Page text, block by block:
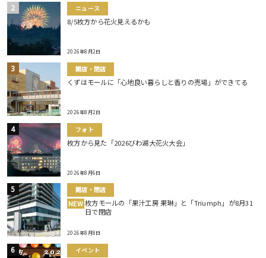
ニュース
8/5枚方から花火見えるかも
2026年8月2日
開店・閉店
くずはモールに「心地良い暮らしと香りの売場」ができてる
2026年8月2日
フォト
枚方から見た「2026びわ湖大花火大会」
2026年8月6日
開店・閉店
NEW 枚方モールの「果汁工房 果琳」と「Triumph」が8月31
日で閉店
2026年8月8日
イベント